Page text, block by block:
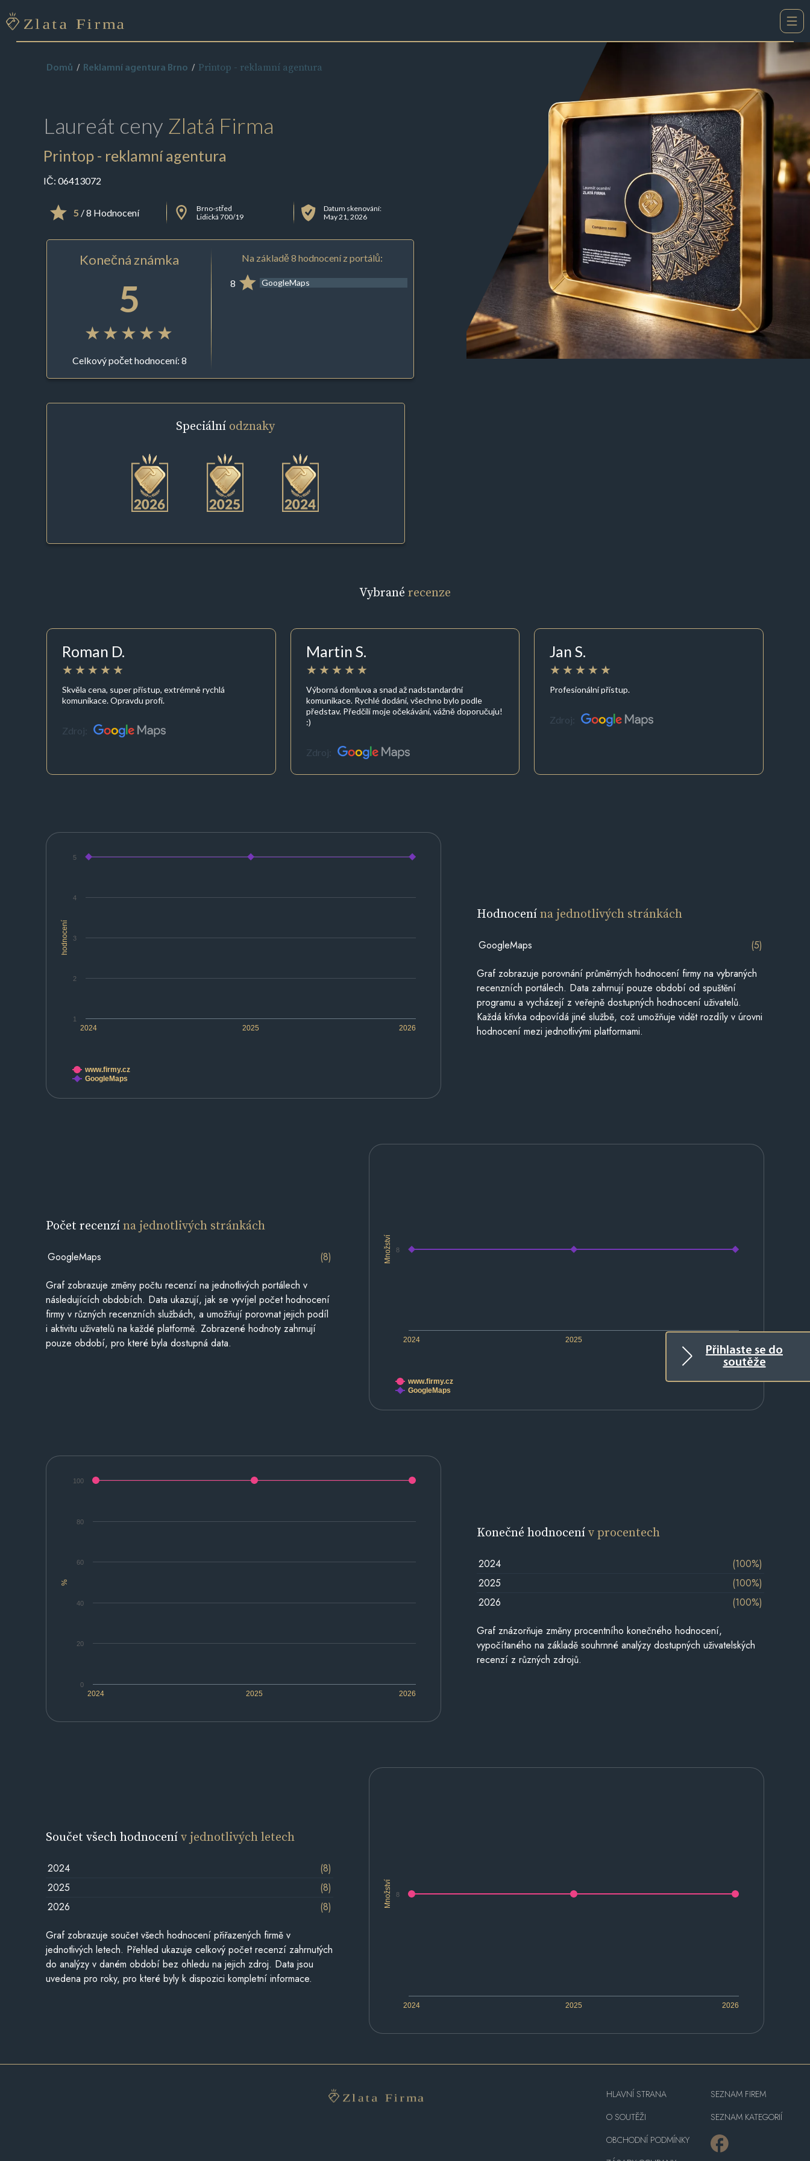
Přihlaste se do
soutěže
Domů Reklamní agentura Brno Printop - reklamní agentura
Laureát ceny Zlatá Firma
Printop - reklamní agentura
IČ: 06413072
5 / 8 Hodnocení
Brno-střed
Lidická 700/19
Datum skenování:
May 21, 2026
Konečná známka
5
Celkový počet hodnocení: 8
Na základě 8 hodnocení z portálů:
8 GoogleMaps
Speciální odznaky
Vybrané recenze
Roman D.
Skvěla cena, super přístup, extrémně rychlá
komunikace. Opravdu profi.
Zdroj:
Martin S.
Výborná domluva a snad až nadstandardní
komunikace. Rychlé dodání, všechno bylo podle
představ. Předčili moje očekávání, vážně doporučuju!
:)
Zdroj:
Jan S.
Profesionální přístup.
Zdroj:
hodnocení
2024 2025 2026
1
2
3
4
5
www.firmy.cz
GoogleMaps
Hodnocenína jednotlivých stránkách
GoogleMaps (5)
Graf zobrazuje porovnání průměrných hodnocení firmy na vybraných
recenzních portálech. Data zahrnují pouze období od spuštění
programu a vycházejí z veřejně dostupných hodnocení uživatelů.
Každá křivka odpovídá jiné službě, což umožňuje vidět rozdíly v úrovni
hodnocení mezi jednotlivými platformami.
Množství
2024 2025
8
www.firmy.cz
GoogleMaps
Počet recenzína jednotlivých stránkách
GoogleMaps (8)
Graf zobrazuje změny počtu recenzí na jednotlivých portálech v
následujících obdobích. Data ukazují, jak se vyvíjel počet hodnocení
firmy v různých recenzních službách, a umožňují porovnat jejich podíl
i aktivitu uživatelů na každé platformě. Zobrazené hodnoty zahrnují
pouze období, pro které byla dostupná data.
%
2024 2025 2026
0
20
40
60
80
100
Konečné hodnocenív procentech
2024
(100%)
2025
(100%)
2026
(100%)
Graf znázorňuje změny procentního konečného hodnocení,
vypočítaného na základě souhrnné analýzy dostupných uživatelských
recenzí z různých zdrojů.
Množství
2024 2025 2026
8
Součet všech hodnocenív jednotlivých letech
2024
(8)
2025
(8)
2026
(8)
Graf zobrazuje součet všech hodnocení přiřazených firmě v
jednotlivých letech. Přehled ukazuje celkový počet recenzí zahrnutých
do analýzy v daném období bez ohledu na jejich zdroj. Data jsou
uvedena pro roky, pro které byly k dispozici kompletní informace.
HLAVNÍ STRANA
O SOUTĚŽI
OBCHODNÍ PODMÍNKY
SEZNAM FIREM
SEZNAM KATEGORIÍ